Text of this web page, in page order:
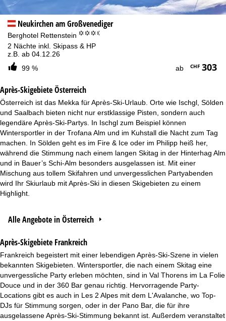
Neukirchen am Großvenediger
Berghotel Rettenstein °°°.
2 Nächte inkl. Skipass & HP
z.B. ab 04.12.26
99 %
ab CHF303
Après-Skigebiete Österreich
Österreich ist das Mekka für Après-Ski-Urlaub. Orte wie Ischgl, Sölden
und Saalbach bieten nicht nur erstklassige Pisten, sondern auch
legendäre Après-Ski-Partys. In Ischgl zum Beispiel können
Wintersportler in der Trofana Alm und im Kuhstall die Nacht zum Tag
machen. In Sölden geht es im Fire & Ice oder im Philipp heiß her,
während die Stimmung nach einem langen Skitag in der Hinterhag Alm
und in Bauer’s Schi-Alm besonders ausgelassen ist. Mit einer
Mischung aus tollem Skifahren und unvergesslichen Partyabenden
wird Ihr Skiurlaub mit Après-Ski in diesen Skigebieten zu einem
Highlight.
Alle Angebote in Österreich
Après-Skigebiete Frankreich
Frankreich begeistert mit einer lebendigen Après-Ski-Szene in vielen
bekannten Skigebieten. Wintersportler, die nach einem Skitag eine
unvergessliche Party erleben möchten, sind in Val Thorens im La Folie
Douce und in der 360 Bar genau richtig. Hervorragende Party-
Locations gibt es auch in Les 2 Alpes mit dem L'Avalanche, wo Top-
DJs für Stimmung sorgen, oder in der Pano Bar, die für ihre
ausgelassene Après-Ski-Stimmung bekannt ist. Außerdem veranstaltet